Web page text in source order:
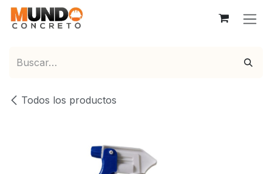
Ir al contenido
Todos los productos